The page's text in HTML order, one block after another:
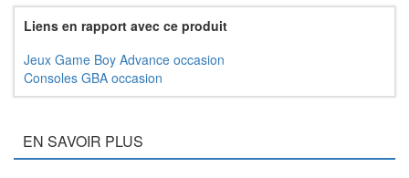
Liens en rapport avec ce produit
Jeux Game Boy Advance occasion
Consoles GBA occasion
EN SAVOIR PLUS